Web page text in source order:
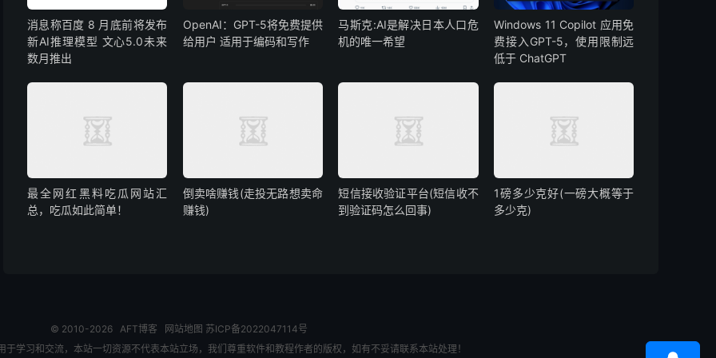
消息称百度 8 月底前将发布
新AI推理模型 文心5.0未来
数月推出
OpenAI：GPT-5将免费提供
给用户 适用于编码和写作
马斯克:AI是解决日本人口危
机的唯一希望
Windows 11 Copilot 应用免
费接入GPT-5，使用限制远
低于 ChatGPT
最全网红黑料吃瓜网站汇
总，吃瓜如此简单！
倒卖啥赚钱(走投无路想卖命
赚钱)
短信接收验证平台(短信收不
到验证码怎么回事)
1磅多少克好(一磅大概等于
多少克)
© 2010-2026 AFT博客 网站地图 苏ICP备2022047114号
于学习和交流，本站一切资源不代表本站立场，我们尊重软件和教程作者的版权，如有不妥请联系本站处理！